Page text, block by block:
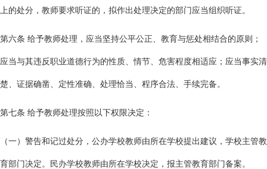
上的处分，教师要求听证的，拟作出处理决定的部门应当组织听证。
第六条 给予教师处理，应当坚持公平公正、教育与惩处相结合的原则；
应当与其违反职业道德行为的性质、情节、危害程度相适应；应当事实清
楚、证据确凿、定性准确、处理恰当、程序合法、手续完备。
第七条 给予教师处理按照以下权限决定：
（一）警告和记过处分，公办学校教师由所在学校提出建议，学校主管教
育部门决定。民办学校教师由所在学校决定，报主管教育部门备案。